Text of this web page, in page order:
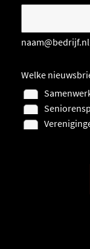
naam@bedrijf.nl
Welke